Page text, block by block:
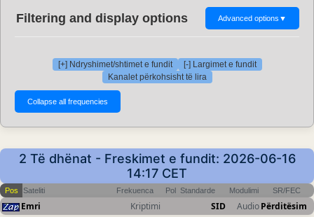
Filtering and display options Advanced options ▼
[+] Ndryshimet/shtimet e fundit
[-] Largimet e fundit
Kanalet përkohsisht të lira
2 Të dhënat - Freskimet e fundit: 2026-06-16
14:17 CET
Pos Sateliti Frekuenca Pol Standarde Modulimi SR/FEC
Emri Kriptimi SID AudioPërditësim